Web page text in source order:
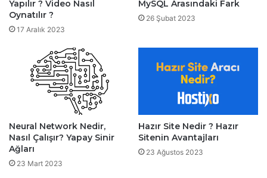
l
o
p
a
p
a
r
l
a
n
r
u
m
Yapılır ? Video Nasıl
Oynatılır ?
17 Aralık 2023
MySQL Arasındaki Fark
26 Şubat 2023
Neural Network Nedir,
Nasıl Çalışır? Yapay Sinir
Ağları
23 Mart 2023
Hazır Site Nedir ? Hazır
Sitenin Avantajları
23 Ağustos 2023